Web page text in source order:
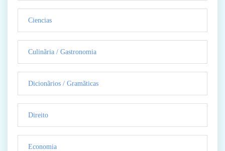
Ciencias
Culinãria / Gastronomia
Dicionãrios / Gramãticas
Direito
Economia